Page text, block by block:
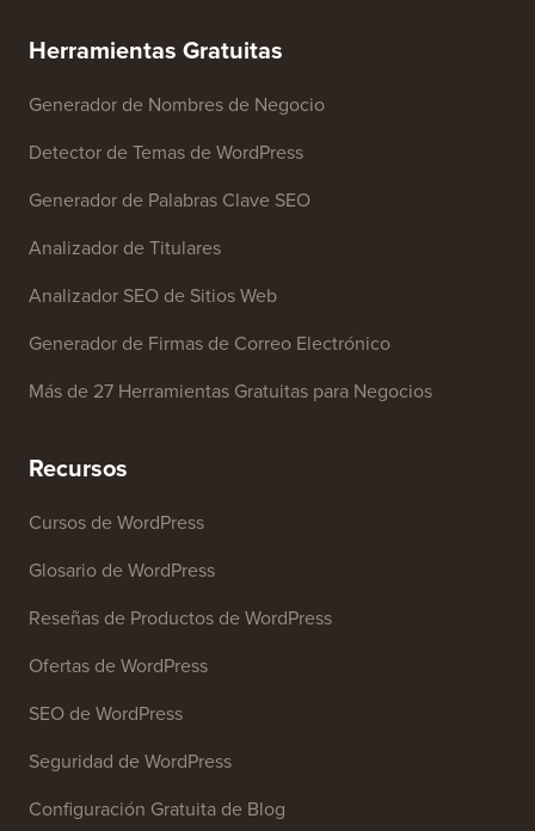
Herramientas Gratuitas
Generador de Nombres de Negocio
Detector de Temas de WordPress
Generador de Palabras Clave SEO
Analizador de Titulares
Analizador SEO de Sitios Web
Generador de Firmas de Correo Electrónico
Más de 27 Herramientas Gratuitas para Negocios
Recursos
Cursos de WordPress
Glosario de WordPress
Reseñas de Productos de WordPress
Ofertas de WordPress
SEO de WordPress
Seguridad de WordPress
Configuración Gratuita de Blog